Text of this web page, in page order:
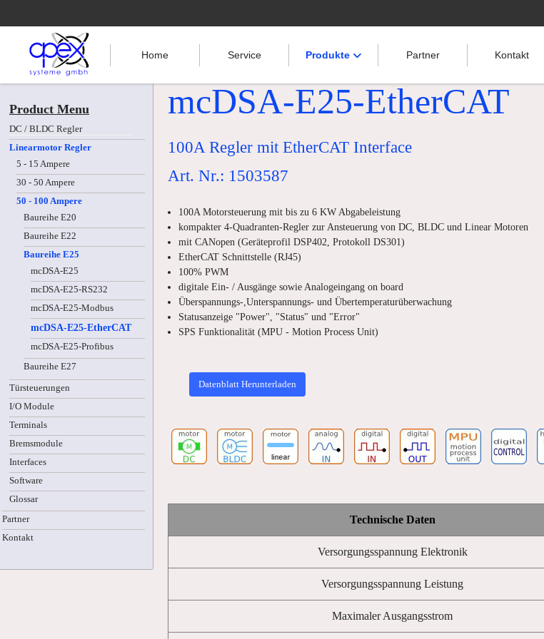
Home Service Produkte Partner Kontakt
Product Menu
DC / BLDC Regler
Linearmotor Regler
5 - 15 Ampere
30 - 50 Ampere
50 - 100 Ampere
Baureihe E20
Baureihe E22
Baureihe E25
mcDSA-E25
mcDSA-E25-RS232
mcDSA-E25-Modbus
mcDSA-E25-EtherCAT
mcDSA-E25-Profibus
Baureihe E27
Türsteuerungen
I/O Module
Terminals
Bremsmodule
Interfaces
Software
Glossar
Partner
Kontakt
mcDSA-E25-EtherCAT
100A Regler mit EtherCAT Interface
Art. Nr.: 1503587
100A Motorsteuerung mit bis zu 6 KW Abgabeleistung
kompakter 4-Quadranten-Regler zur Ansteuerung von DC, BLDC und Linear Motoren
mit CANopen (Geräteprofil DSP402, Protokoll DS301)
EtherCAT Schnittstelle (RJ45)
100% PWM
digitale Ein- / Ausgänge sowie Analogeingang on board
Überspannungs-,Unterspannungs- und Übertemperaturüberwachung
Statusanzeige "Power", "Status" und "Error"
SPS Funktionalität (MPU - Motion Process Unit)
Datenblatt Herunterladen
Technische Daten
Versorgungsspannung Elektronik
Versorgungsspannung Leistung
Maximaler Ausgangsstrom